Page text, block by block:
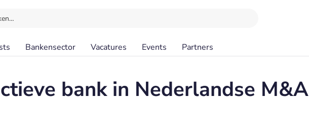
Bankensector Vacatures Events Partners
bank in Nederlandse M&A